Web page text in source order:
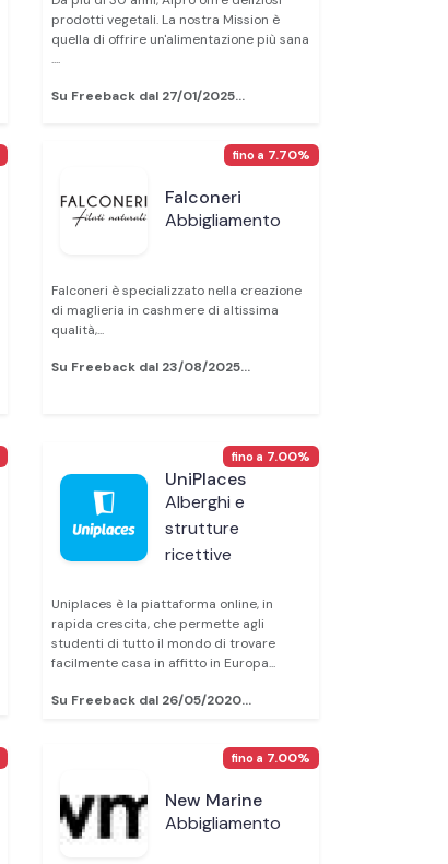
prodotti vegetali. La nostra Mission è
quella di offrire un'alimentazione più sana
....
Su Freeback dal 27/01/2025...
Falconeri
Abbigliamento
Falconeri è specializzato nella creazione
di maglieria in cashmere di altissima
qualità,...
Su Freeback dal 23/08/2025...
fino a 7.70%
UniPlaces
Alberghi e
strutture
ricettive
Uniplaces è la piattaforma online, in
rapida crescita, che permette agli
studenti di tutto il mondo di trovare
facilmente casa in affitto in Europa...
Su Freeback dal 26/05/2020...
fino a 7.00%
New Marine
Abbigliamento
fino a 7.00%